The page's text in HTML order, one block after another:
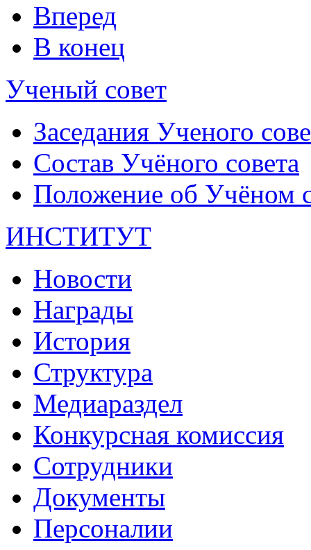
Вперед
В конец
Ученый совет
Заседания Ученого
Состав Учёного совета
Положение об Учёном
ИНСТИТУТ
Новости
Награды
История
Структура
Медиараздел
Конкурсная комиссия
Сотрудники
Документы
Персоналии